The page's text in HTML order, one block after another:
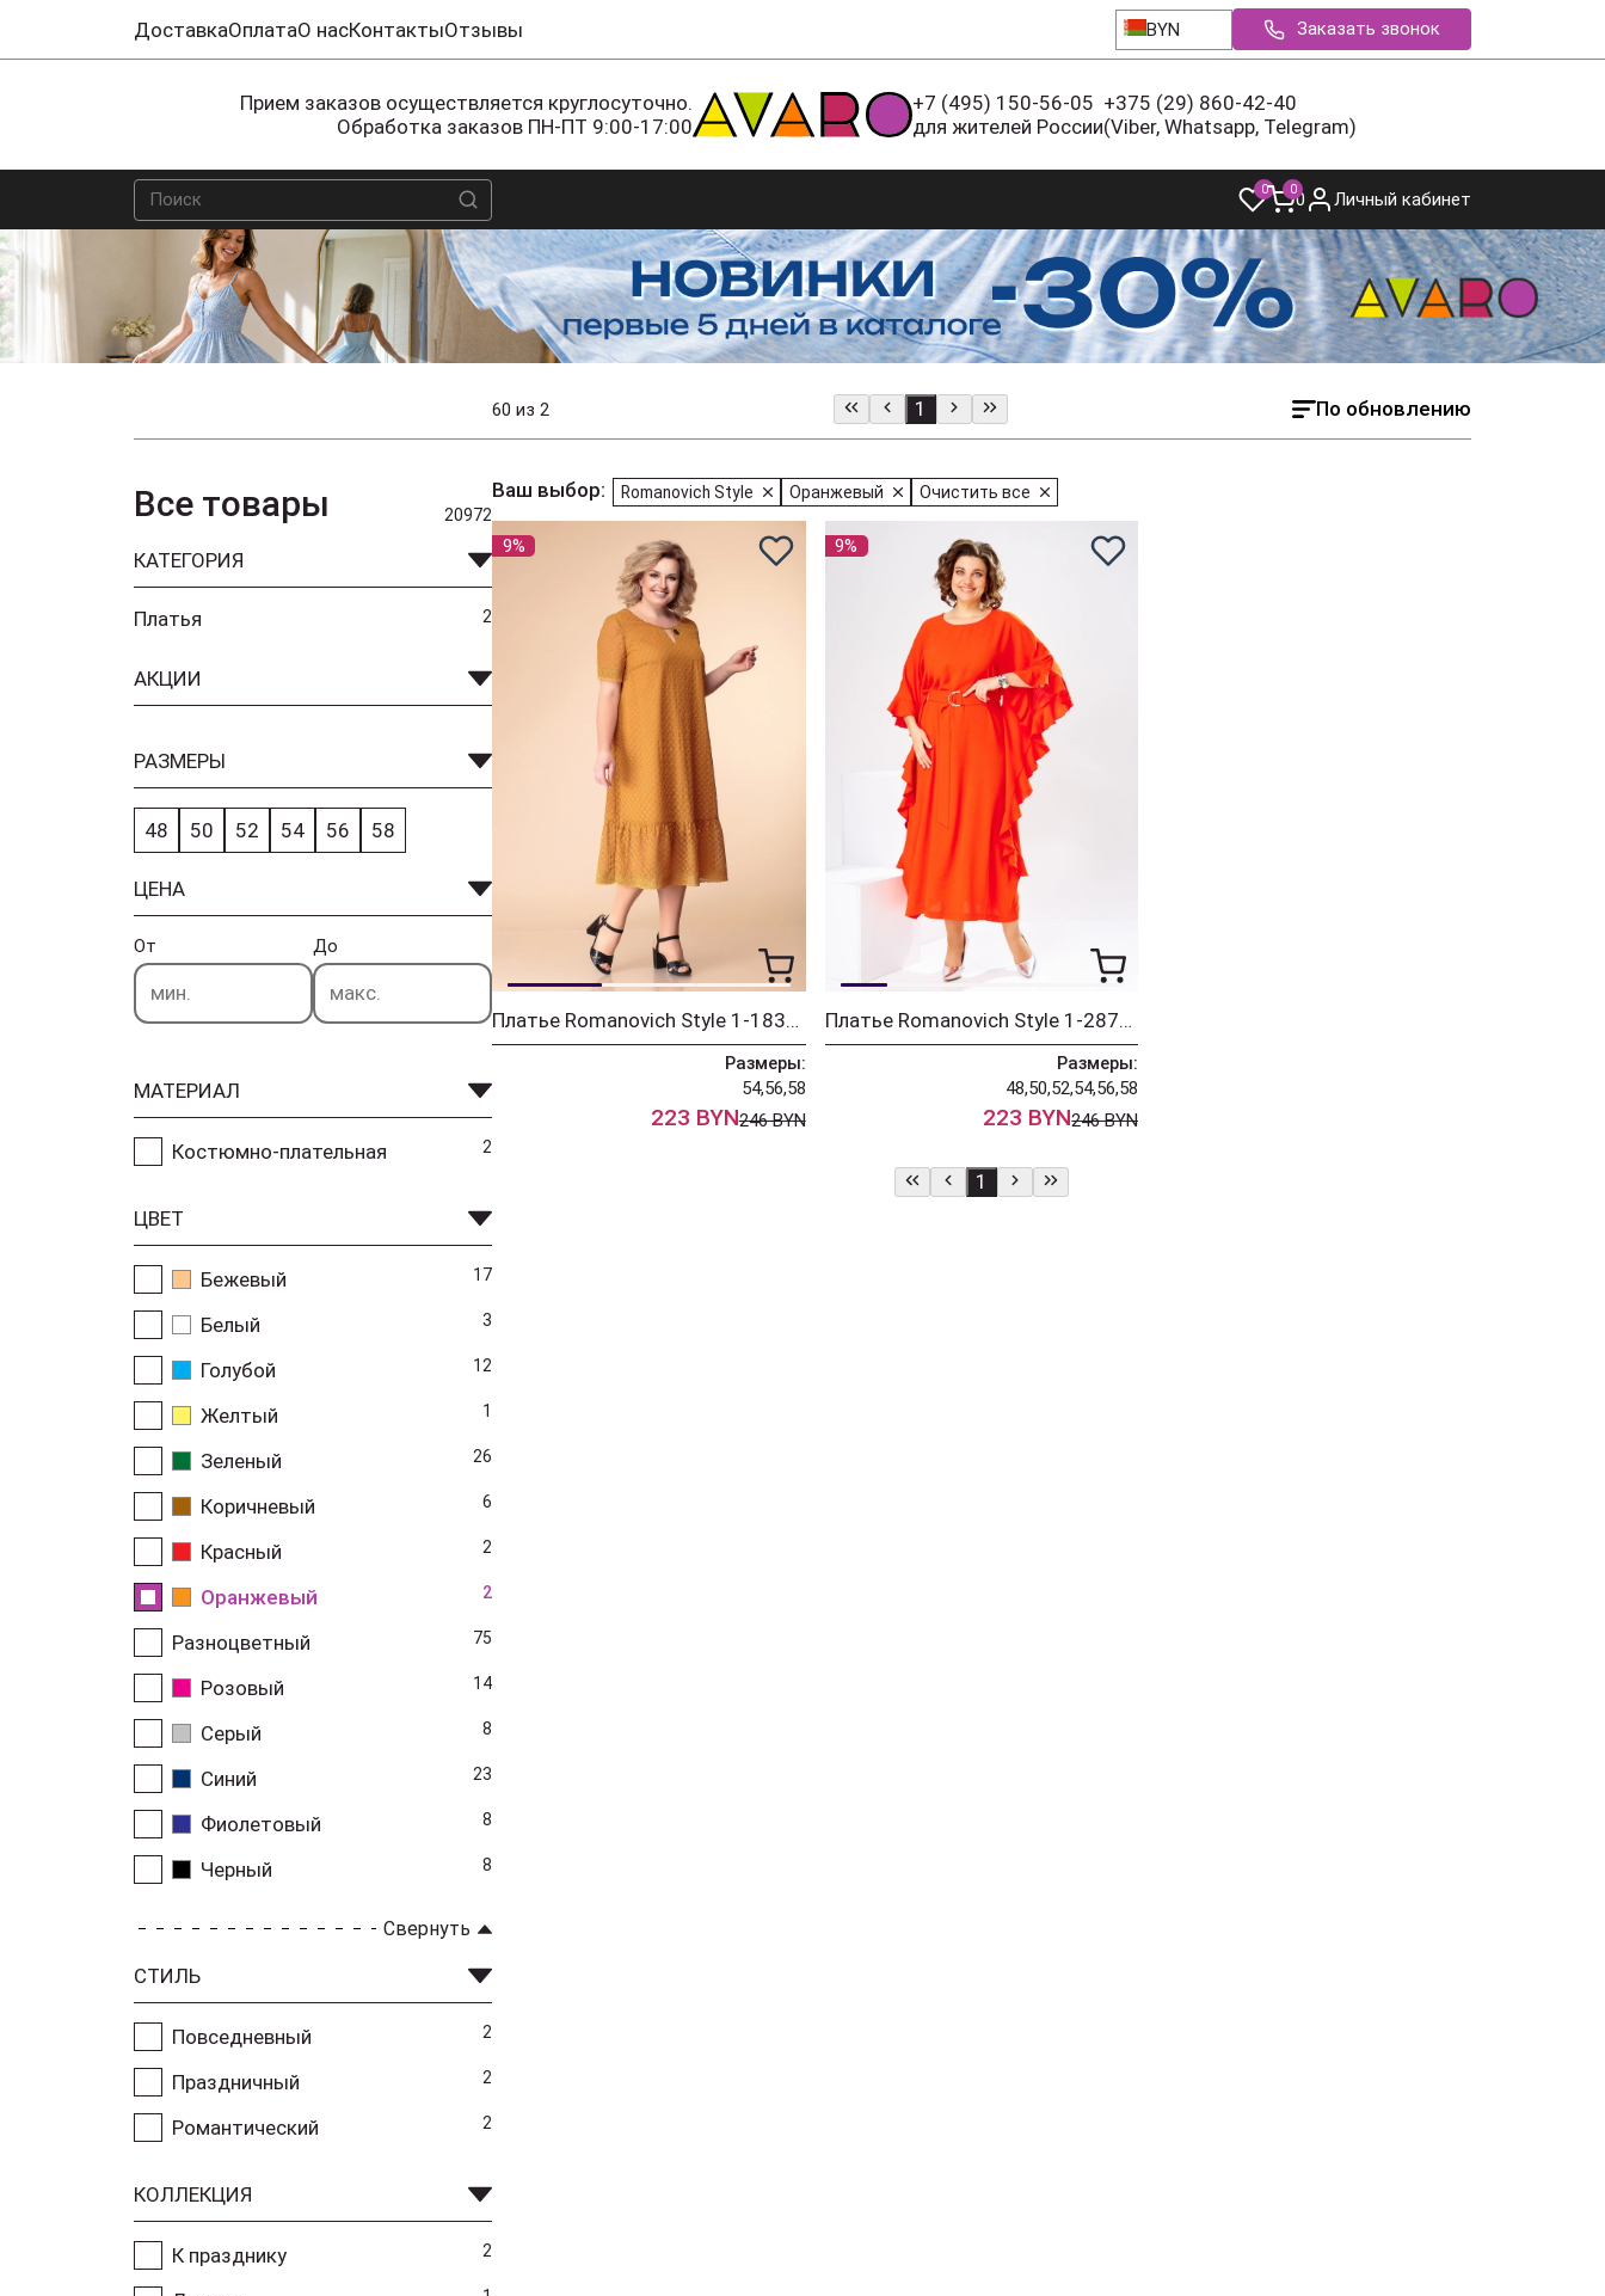
ДоставкаОплатаО насКонтактыОтзывы BYN Заказать звонок
Прием заказов осуществляется круглосуточно.
Обработка заказов ПН-ПТ 9:00-17:00
+7 (495) 150-56-05
для жителей России
+375 (29) 860-42-40
(Viber, Whatsapp, Telegram)
0 00 Личный кабинет
60 из 2 По обновлению
1
Все товары 20972
КАТЕГОРИЯ
Платья 2
АКЦИИ
РАЗМЕРЫ
48 50 52 54 56 58
ЦЕНА
От До
МАТЕРИАЛ
Костюмно-плательная 2
ЦВЕТ
Бежевый 17
Белый 3
Голубой 12
Желтый 1
Зеленый 26
Коричневый 6
Красный 2
Оранжевый 2
Разноцветный 75
Розовый 14
Серый 8
Синий 23
Фиолетовый 8
Черный 8
Свернуть
СТИЛЬ
Повседневный 2
Праздничный 2
Романтический 2
КОЛЛЕКЦИЯ
К празднику 2
Ваш выбор: Romanovich Style Оранжевый Очистить все
9%
Платье Romanovich Style 1-1831 горчица
Размеры:
54,56,58
223 BYN246 BYN
9%
Платье Romanovich Style 1-2870 оранжевый
Размеры:
48,50,52,54,56,58
223 BYN246 BYN
1